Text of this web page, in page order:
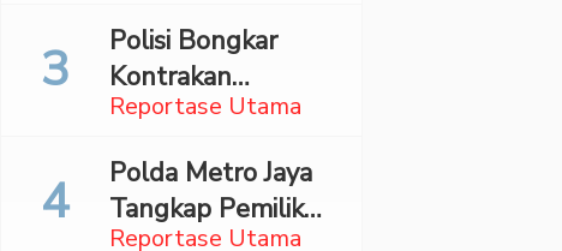
di Jaksel
Reportase Utama
Polisi Bongkar
Kontrakan
Penyimpan 27,96
Reportase Utama
Polda Metro Jaya
Tangkap Pemilik